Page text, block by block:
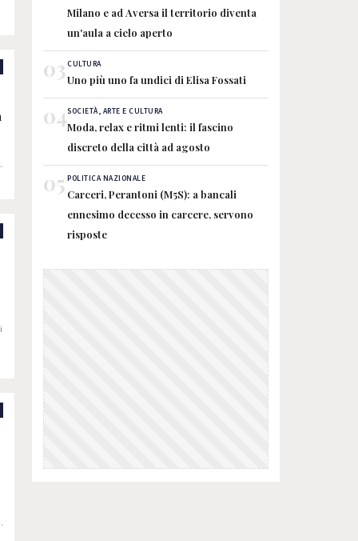
Milano e ad Aversa il territorio diventa
un'aula a cielo aperto
03CULTURA
Uno più uno fa undici di Elisa Fossati
04SOCIETÀ, ARTE E CULTURA
Moda, relax e ritmi lenti: il fascino
discreto della città ad agosto
05 POLITICA NAZIONALE
Carceri, Perantoni (M5S): a bancali
ennesimo decesso in carcere, servono
risposte